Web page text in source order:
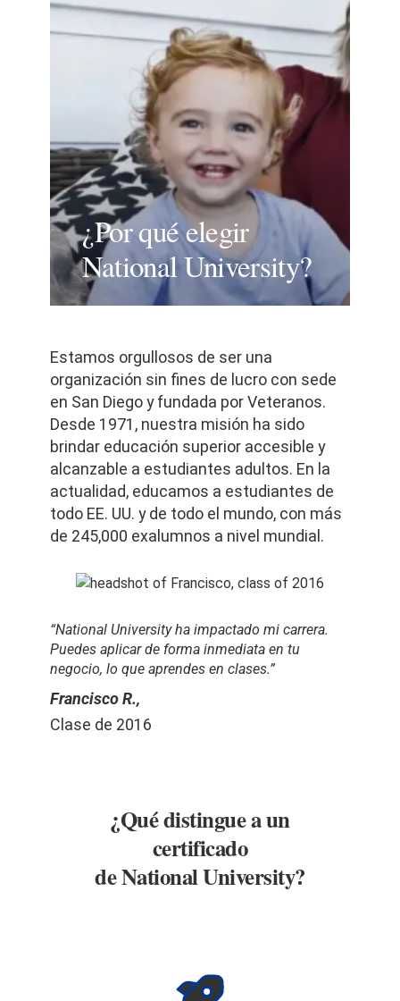
¿Por qué elegir
National University?
Estamos orgullosos de ser una
organización sin fines de lucro con sede
en San Diego y fundada por Veteranos.
Desde 1971, nuestra misión ha sido
brindar educación superior accesible y
alcanzable a estudiantes adultos. En la
actualidad, educamos a estudiantes de
todo EE. UU. y de todo el mundo, con más
de 245,000 exalumnos a nivel mundial.
“National University ha impactado mi carrera.
Puedes aplicar de forma inmediata en tu
negocio, lo que aprendes en clases.”
Francisco R.,
Clase de 2016
¿Qué distingue a un
certificado
de National University?